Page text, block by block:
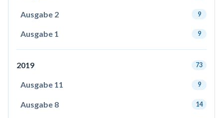
Ausgabe 2 9
Ausgabe 1 9
2019 73
Ausgabe 11 9
Ausgabe 8 14